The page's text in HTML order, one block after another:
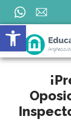
Abrir barra de
contenido